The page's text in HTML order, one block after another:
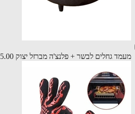
גחלים לבשר + פלנצ'ה מברזל יצוק ₪285.00